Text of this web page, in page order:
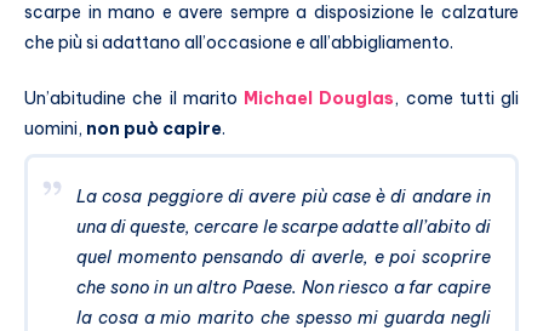
scarpe in mano e avere sempre a disposizione le calzature
che più si adattano all’occasione e all’abbigliamento.
Un’abitudine che il marito Michael Douglas, come tutti gli
uomini, non può capire.
La cosa peggiore di avere più case è di andare in
una di queste, cercare le scarpe adatte all’abito di
quel momento pensando di averle, e poi scoprire
che sono in un altro Paese. Non riesco a far capire
la cosa a mio marito che spesso mi guarda negli